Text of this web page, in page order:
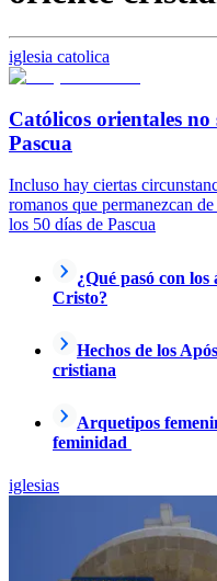
iglesia catolica
Católicos orientales
Pascua
Incluso hay ciertas
romanos que permanezcan
los 50 días de Pascua
¿Qué pasó con
Cristo?
Hechos de los
cristiana
Arquetipos
feminidad
iglesias